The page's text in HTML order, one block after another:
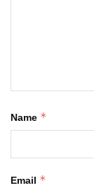
Name *
Email *